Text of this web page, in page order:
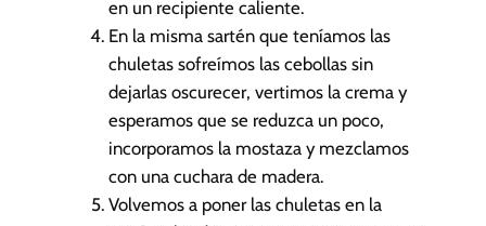
en un recipiente caliente.
En la misma sartén que teníamos las
chuletas sofreímos las cebollas sin
dejarlas oscurecer, vertimos la crema y
esperamos que se reduzca un poco,
incorporamos la mostaza y mezclamos
con una cuchara de madera.
Volvemos a poner las chuletas en la